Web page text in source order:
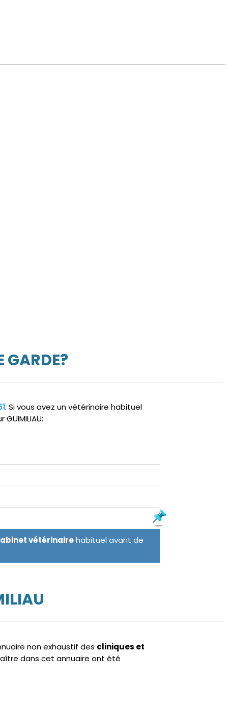
GARDE?
. Si vous avez un vétérinaire habituel
vétérinairehabituel avant de
non exhaustif des cliniques et
dans cet annuaire ont été